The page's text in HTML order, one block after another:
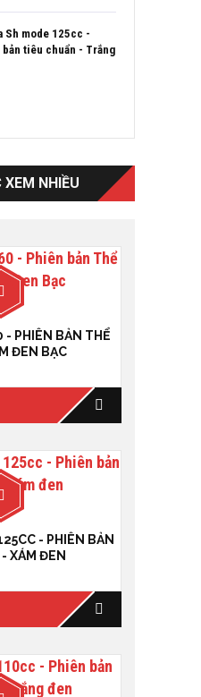
Sh mode 125cc -
bản tiêu chuẩn - Trắng
NHIỀU
- PHIÊN BẢN THỂ
ĐEN BẠC
- PHIÊN BẢN
XÁM ĐEN